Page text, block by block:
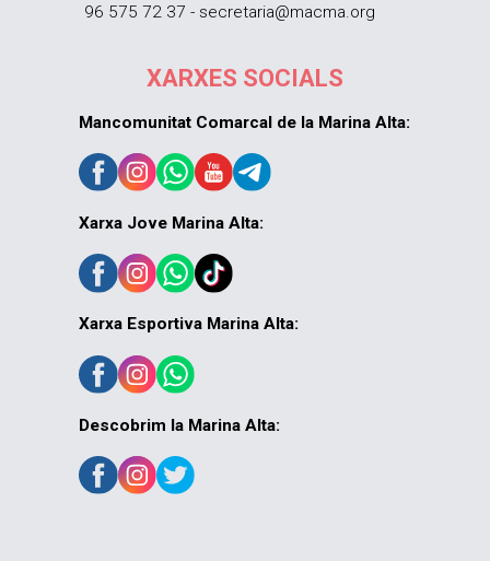
96 575 72 37 - secretaria@macma.org
XARXES SOCIALS
Mancomunitat Comarcal de la Marina Alta:
Xarxa Jove Marina Alta:
Xarxa Esportiva Marina Alta:
Descobrim la Marina Alta: